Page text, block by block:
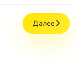
Далее